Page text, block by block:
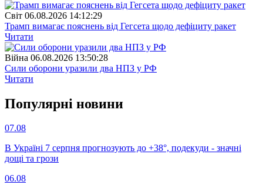
Свiт 06.08.2026 14:12:29
Трамп вимагає пояснень від Гегсета щодо дефіциту ракет
Читати
Війна 06.08.2026 13:50:28
Сили оборони уразили два НПЗ у РФ
Читати
Популярнi новини
07.08
В Україні 7 серпня прогнозують до +38°, подекуди - значні
дощі та грози
06.08